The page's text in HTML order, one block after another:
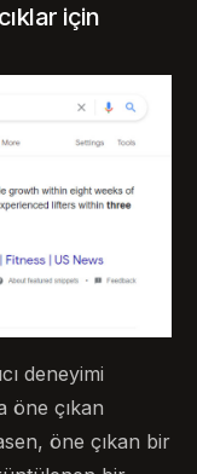
için
deneyimi
öne çıkan
öne çıkan bir